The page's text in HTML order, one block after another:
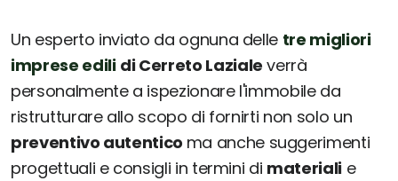
Un esperto inviato da ognuna delle tre migliori
imprese edili di Cerreto Laziale verrà
personalmente a ispezionare l'immobile da
ristrutturare allo scopo di fornirti non solo un
preventivo autentico ma anche suggerimenti
progettuali e consigli in termini di materialie